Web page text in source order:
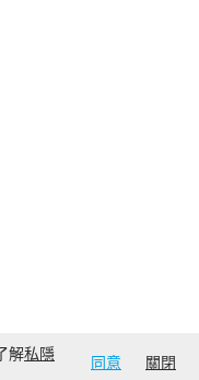
解私隱
同意 關閉